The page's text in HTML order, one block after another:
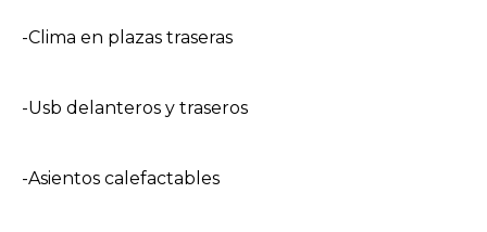
-Clima en plazas traseras
-Usb delanteros y traseros
-Asientos calefactables